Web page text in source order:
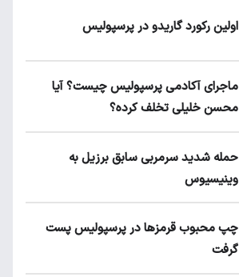
اولین رکورد گاریدو در پرسپولیس
ماجرای آکادمی پرسپولیس چیست؟ آیا
محسن خلیلی تخلف کرده؟
حمله شدید سرمربی سابق برزیل به
وینیسیوس
چپ محبوب قرمزها در پرسپولیس پست
گرفت